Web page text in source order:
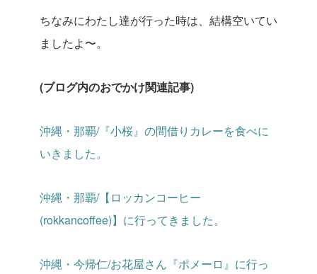
ちなみにわたし達が行った時は、結構空いてい
ましたよ〜。
(ブログ内のおでかけ関連記事)
沖縄・那覇/『小桜』の間借りカレーを食べに
いきました。
沖縄・那覇/【ロッカンコーヒー
(rokkancoffee)】に行ってきました。
沖縄・今帰仁/お花屋さん『ポメーロ』に行っ